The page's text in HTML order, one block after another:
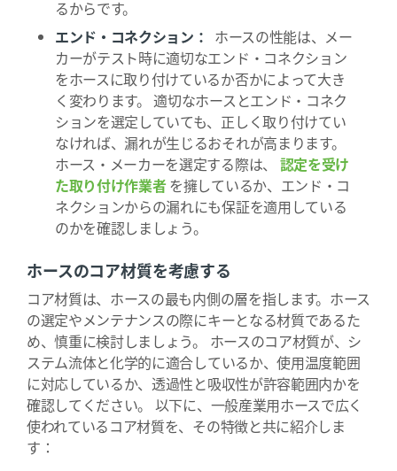
るからです。
エンド・コネクション： ホースの性能は、メー
カーがテスト時に適切なエンド・コネクション
をホースに取り付けているか否かによって大き
く変わります。 適切なホースとエンド・コネク
ションを選定していても、正しく取り付けてい
なければ、漏れが生じるおそれが高まります。
ホース・メーカーを選定する際は、 認定を受け
た取り付け作業者を擁しているか、エンド・コ
ネクションからの漏れにも保証を適用している
のかを確認しましょう。
ホースのコア材質を考慮する
コア材質は、ホースの最も内側の層を指します。ホース
の選定やメンテナンスの際にキーとなる材質であるた
め、慎重に検討しましょう。 ホースのコア材質が、シ
ステム流体と化学的に適合しているか、使用温度範囲
に対応しているか、透過性と吸収性が許容範囲内かを
確認してください。 以下に、一般産業用ホースで広く
使われているコア材質を、その特徴と共に紹介しま
す：